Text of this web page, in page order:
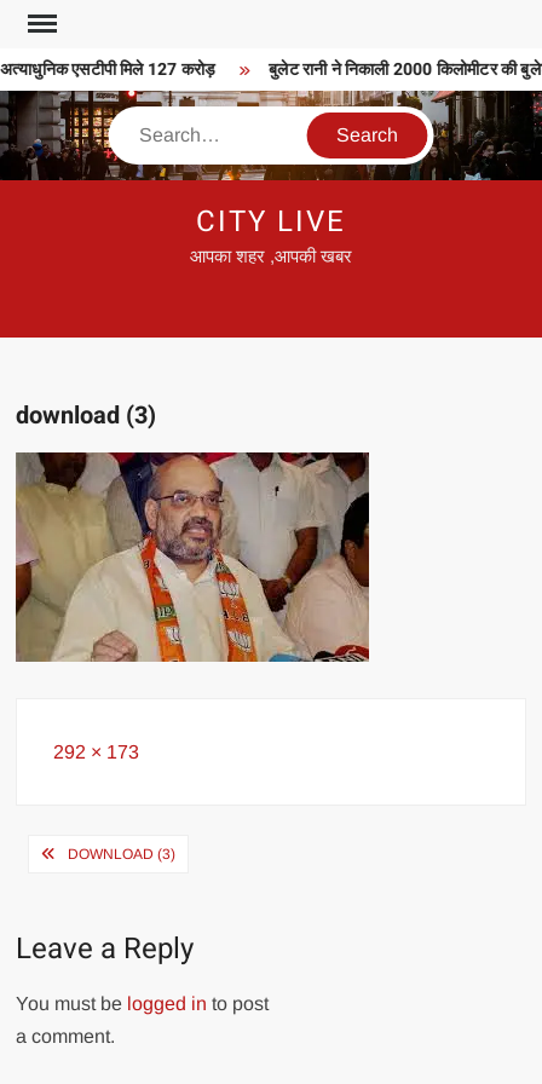
Skip
content एसटीपी मिले 127 करोड़ बुलेट रानी ने निकाली 2000 किलोमीटर की
Search
CITY LIVE
आपका शहर ,आपकी खबर
download (3)
Full
292 × 173
PostDOWNLOAD (3)
Leave a Reply
You must be logged in to post
a comment.